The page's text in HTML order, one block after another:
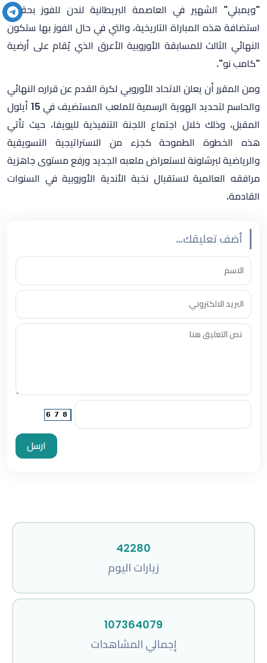
"ويمبلي" الشهير في العاصمة البريطانية لندن للفوز بحقوق
استضافة هذه المباراة التاريخية، والتي في حال الفوز بها ستكون
النهائي الثالث للمسابقة الأوروبية الأعرق الذي يُقام على أرضية
"كامب نو".
ومن المقرر أن يعلن الاتحاد الأوروبي لكرة القدم عن قراره النهائي
والحاسم لتحديد الهوية الرسمية للملعب المستضيف في 15 أيلول
المقبل، وذلك خلال اجتماع اللجنة التنفيذية لليويفا، حيث تأتي
هذه الخطوة الطموحة كجزء من الاستراتيجية التسويقية
والرياضية لبرشلونة لاستعراض ملعبه الجديد ورفع مستوى جاهزية
مرافقه العالمية لاستقبال نخبة الأندية الأوروبية في السنوات
القادمة.
أضف تعليقك...
ارسل
42280
زيارات اليوم
107364079
إجمالي المشاهدات